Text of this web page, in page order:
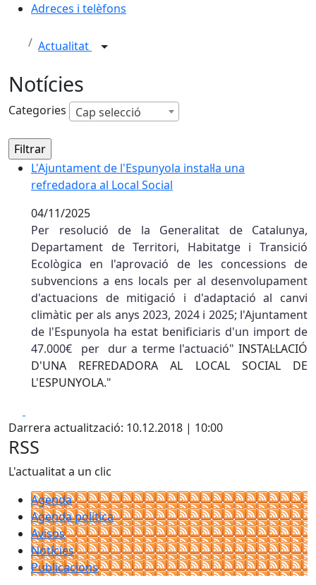
Adreces i telèfons
Actualitat
Notícies
Categories Cap selecció
L'Ajuntament de l'Espunyola instal·la una refredadora
L'Ajuntament de l'Espunyola instal·la una
refredadora al Local Social
04/11/2025
Per resolució de la Generalitat de Catalunya,
Departament de Territori, Habitatge i Transició
Ecològica en l'aprovació de les concessions de
subvencions a ens locals per al desenvolupament
d'actuacions de mitigació i d'adaptació al canvi
climàtic per als anys 2023, 2024 i 2025; l'Ajuntament
de l'Espunyola ha estat benificiaris d'un import de
47.000€ per dur a terme l'actuació" INSTAL·LACIÓ
D'UNA REFREDADORA AL LOCAL SOCIAL DE
L'ESPUNYOLA."
Darrera actualització: 10.12.2018 | 10:00
RSS
L'actualitat a un clic
Agenda
Agenda política
Avisos
Notícies
Publicacions